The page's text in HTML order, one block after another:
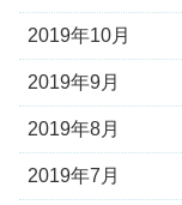
2019年10月
2019年9月
2019年8月
2019年7月